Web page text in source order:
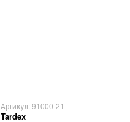
Артикул: 91000-21
Tardex